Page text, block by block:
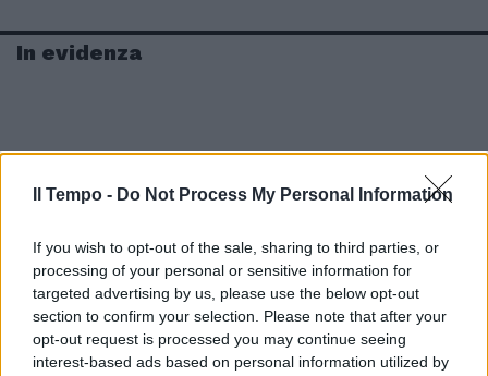
Il Tempo - Do Not Process My Personal Information
If you wish to opt-out of the sale, sharing to third parties, or
processing of your personal or sensitive information for
targeted advertising by us, please use the below opt-out
section to confirm your selection. Please note that after your
opt-out request is processed you may continue seeing
interest-based ads based on personal information utilized by
In evidenza